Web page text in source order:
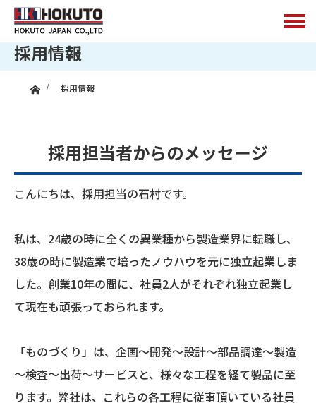
採用情報
ホーム採用情報
採用担当者からのメッセージ
こんにちは、採用担当の石村です。
私は、24歳の時に全くの異業種から製造業界に転職し、
38歳の時に製造業で培ったノウハウを元に独立起業しま
した。創業10年の間に、社員2人がそれぞれ独立起業し
て現在も頑張っておられます。
「ものづくり」は、企画～開発～設計～部品調達～製造
～検査～出荷～サービスと、様々な工程を経て製品に至
ります。弊社は、これらの各工程に従事頂いている社員